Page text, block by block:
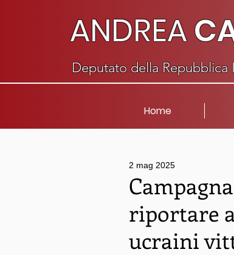
ANDREA
Deputato della Repubblica
Home
riportare
ucraini
2 mag 2025